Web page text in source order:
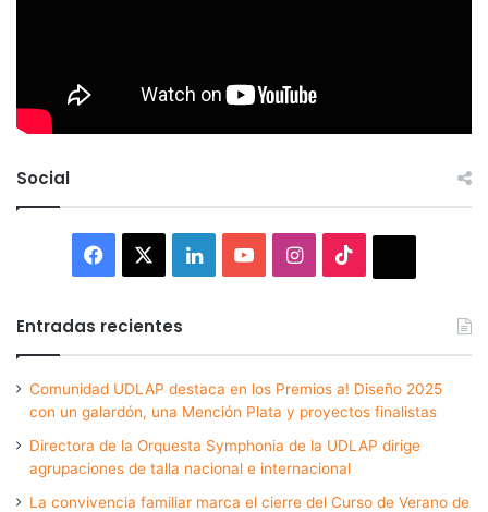
Social
Facebook LinkedInYouTubeInstagram
Entradas recientes
Comunidad UDLAP destaca en los Premios a! Diseño 2025
con un galardón, una Mención Plata y proyectos finalistas
Directora de la Orquesta Symphonia de la UDLAP dirige
agrupaciones de talla nacional e internacional
La convivencia familiar marca el cierre del Curso de Verano de